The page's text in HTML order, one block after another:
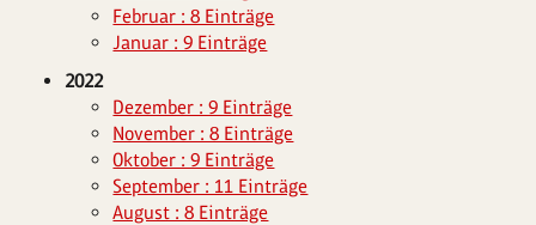
Februar : 8 Einträge
Januar : 9 Einträge
2022
Dezember : 9 Einträge
November : 8 Einträge
Oktober : 9 Einträge
September : 11 Einträge
August : 8 Einträge